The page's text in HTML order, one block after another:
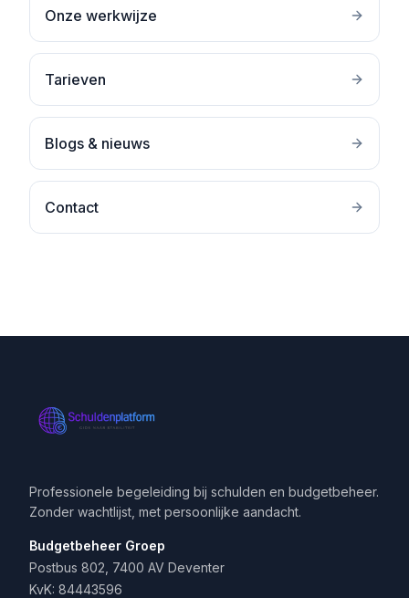
Onze werkwijze
Tarieven
Blogs & nieuws
Contact
Professionele begeleiding bij schulden en budgetbeheer.
Zonder wachtlijst, met persoonlijke aandacht.
Budgetbeheer Groep
Postbus 802, 7400 AV Deventer
KvK: 84443596